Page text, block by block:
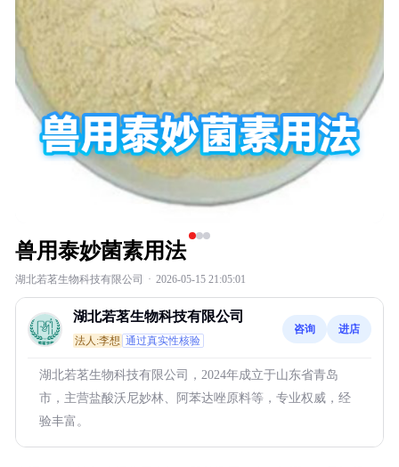
兽用泰妙菌素用法
湖北若茗生物科技有限公司 · 2026-05-15 21:05:01
湖北若茗生物科技有限公司
法人:李想 通过真实性核验
咨询 进店
湖北若茗生物科技有限公司，2024年成立于山东省青岛
市，主营盐酸沃尼妙林、阿苯达唑原料等，专业权威，经
验丰富。